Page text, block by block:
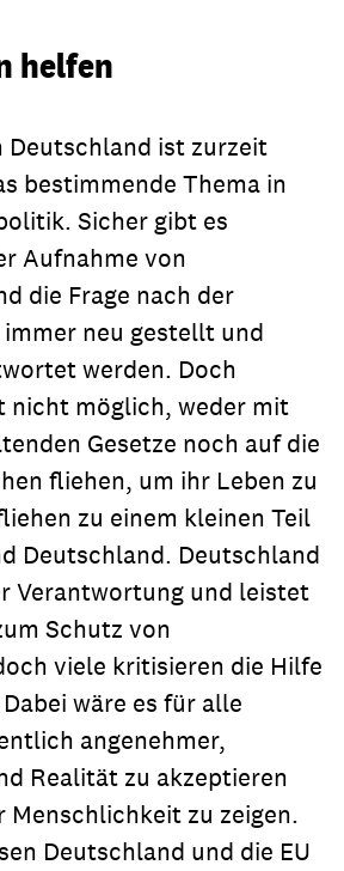
helfen
Deutschland ist zurzeit
bestimmende Thema in
Sicher gibt es
Aufnahme von
die Frage nach der
neu gestellt und
werden. Doch
nicht möglich, weder mit
Gesetze noch auf die
fliehen, um ihr Leben zu
zu einem kleinen Teil
Deutschland. Deutschland
Verantwortung und leistet
Schutz von
viele kritisieren die Hilfe
wäre es für alle
angenehmer,
Realität zu akzeptieren
Menschlichkeit zu zeigen.
Deutschland und die EU